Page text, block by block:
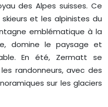
des Alpes suisses. Ce
et les alpinistes du
emblématique à la
domine le paysage et
En été, Zermatt se
randonneurs, avec des
sur les glaciers